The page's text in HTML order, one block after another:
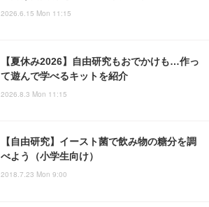
2026.6.15 Mon 11:15
【夏休み2026】自由研究もおでかけも…作っ
て遊んで学べるキットを紹介
2026.8.3 Mon 11:15
【自由研究】イースト菌で飲み物の糖分を調
べよう（小学生向け）
2018.7.23 Mon 9:00